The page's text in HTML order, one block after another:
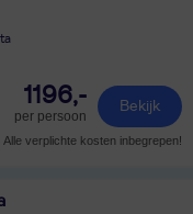
1196,-
per persoon
Bekijk
Alle verplichte kosten inbegrepen!